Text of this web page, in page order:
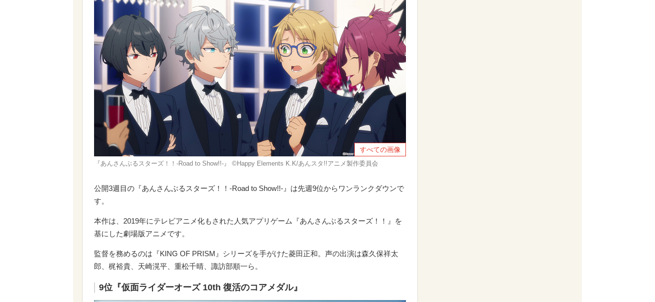
すべての画像
『あんさんぶるスターズ！！-Road to Show!!-』 ©Happy Elements K.K/あんスタ!!アニメ製作委員会
公開3週目の『あんさんぶるスターズ！！-Road to Show!!-』は先週9位からワンランクダウンで
す。
本作は、2019年にテレビアニメ化もされた人気アプリゲーム『あんさんぶるスターズ！！』を
基にした劇場版アニメです。
監督を務めるのは『KING OF PRISM』シリーズを手がけた菱田正和。声の出演は森久保祥太
郎、梶裕貴、天崎滉平、重松千晴、諏訪部順一ら。
9位『仮面ライダーオーズ 10th 復活のコアメダル』